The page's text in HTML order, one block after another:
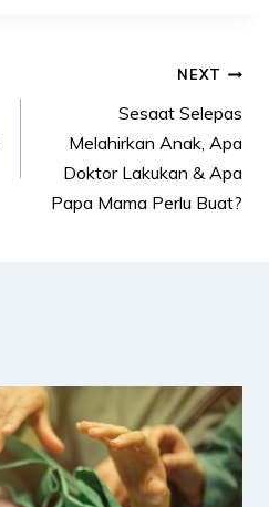
NEXT
Sesaat Selepas
Melahirkan Anak, Apa
Doktor Lakukan & Apa
Papa Mama Perlu Buat?